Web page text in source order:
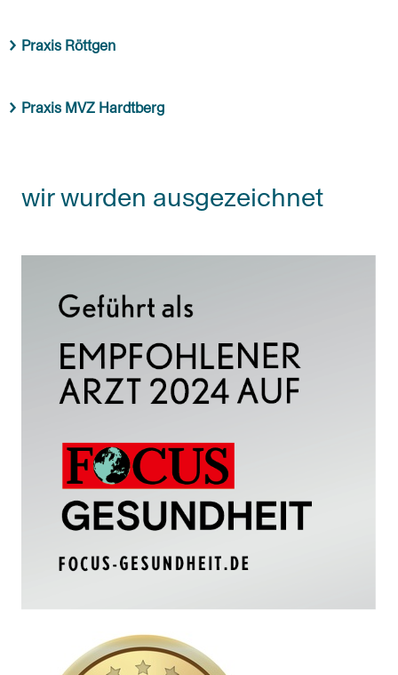
Praxis Röttgen
Praxis MVZ Hardtberg
wir wurden ausgezeichnet